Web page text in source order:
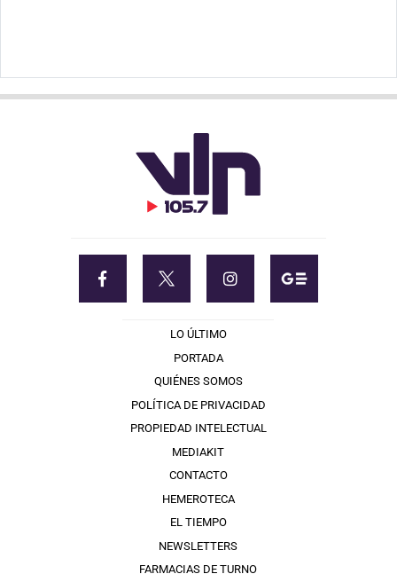
LO ÚLTIMO
PORTADA
QUIÉNES SOMOS
POLÍTICA DE PRIVACIDAD
PROPIEDAD INTELECTUAL
MEDIAKIT
CONTACTO
HEMEROTECA
EL TIEMPO
NEWSLETTERS
FARMACIAS DE TURNO